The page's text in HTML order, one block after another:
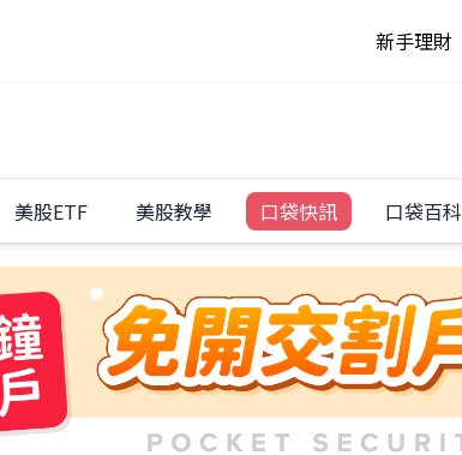
新手理財
美股ETF 美股教學 口袋快訊 口袋百科